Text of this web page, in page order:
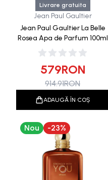
Livrare gratuita
Jean Paul Gaultier
Jean Paul Gaultier La Belle
Rosea Apa de Parfum 100ml
579RON
914.91RON
ADAUGĂ ÎN COȘ
Nou -23%